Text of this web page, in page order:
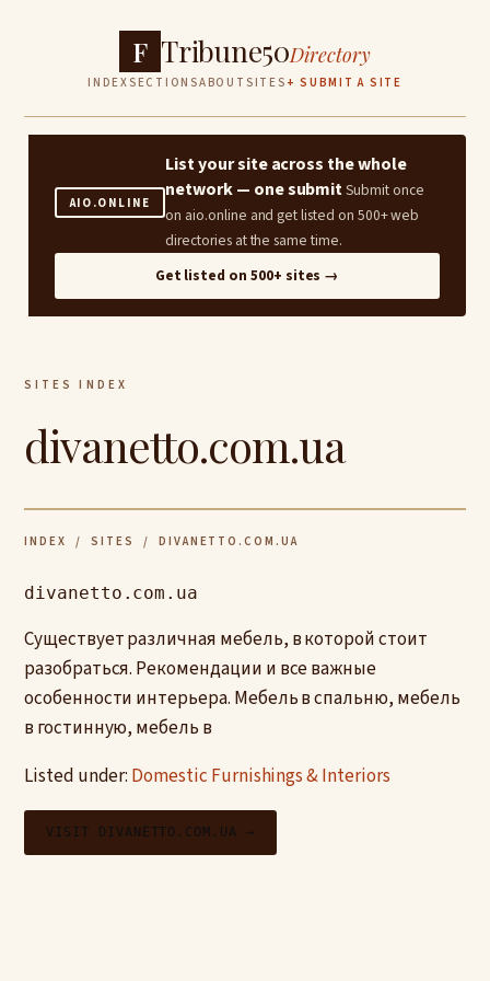
F Tribune50Directory
INDEXSECTIONSABOUT SITES + SUBMIT A SITE
AIO.ONLINE
List your site across the whole
network — one submitSubmit once
on aio.online and get listed on 500+ web
directories at the same time.
Get listed on 500+ sites →
SITES INDEX
divanetto.com.ua
INDEX / SITES / DIVANETTO.COM.UA
divanetto.com.ua
Существует различная мебель, в которой стоит
разобраться. Рекомендации и все важные
особенности интерьера. Мебель в спальню, мебель
в гостинную, мебель в
Listed under: Domestic Furnishings & Interiors
VISIT DIVANETTO.COM.UA →